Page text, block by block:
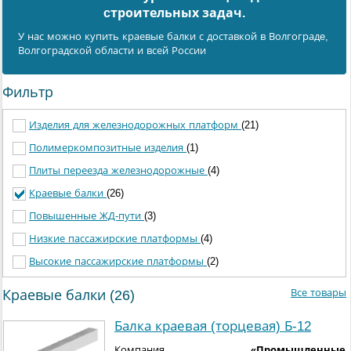
cтроительных задач.
У нас можно купить краевые балки с доставкой в Волгоградe,
Волгоградской области и всей России
Фильтр
Изделия для железнодорожных платформ (21)
Полимеркомпозитные изделия (1)
Плиты переезда железнодорожные (4)
Краевые балки (26)
Повышенные ЖД-пути (3)
Низкие пассажирские платформы (4)
Высокие пассажирские платформы (2)
Краевые балки (26) Все товары
Балка краевая (торцевая) Б-12